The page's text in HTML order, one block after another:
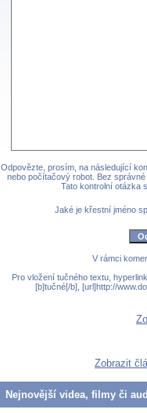
Odpovězte, prosím, na následující
nebo počítačový robot. Bez
Tato kontrolní otázka
Jaké je křestní jméno
V rámci
Pro vložení tučného textu,
[b]tučné[/b], [url]http://
Zobrazit
Nejnovější videa, filmy či